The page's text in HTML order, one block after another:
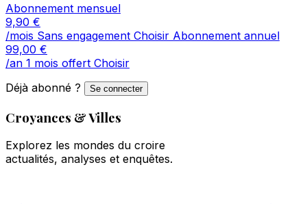
Abonnement mensuel
9,90 €
/mois Sans engagement Choisir Abonnement annuel
99,00 €
/an 1 mois offert Choisir
Déjà abonné ?
Se connecter
Croyances & Villes
Explorez les mondes du croire
actualités, analyses et enquêtes.